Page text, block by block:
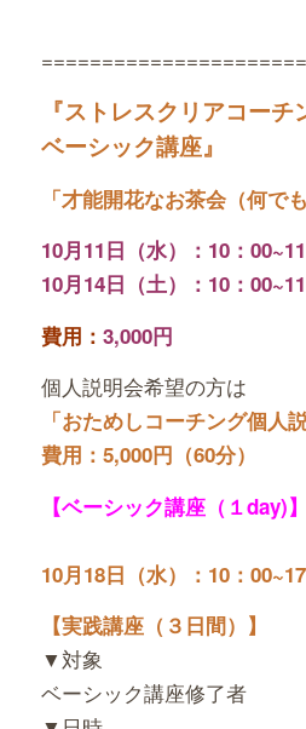
『ストレスクリアコーチ
ベーシック講座』
「才能開花なお茶会（何で
10月11日（水）：10：
10月14日（土）：10：
費用： 3,000円
個人説明会希望の方は
「おためしコーチング個人
費用：5,000円（60分）
【ベーシック講座（１day)】
10月18日（水）：10：
【実践講座（３日間）】
▼対象
ベーシック講座修了者